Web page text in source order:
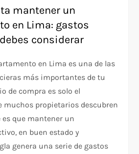
mantener un
en Lima: gastos
considerar
en Lima es una de las
más importantes de tu
de compra es solo el
muchos propietarios descubren
que mantener un
en buen estado y
genera una serie de gastos